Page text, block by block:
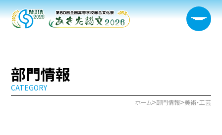
大会概要
ホーム>部門情報>美術・工芸
部門情報
CATEGORY